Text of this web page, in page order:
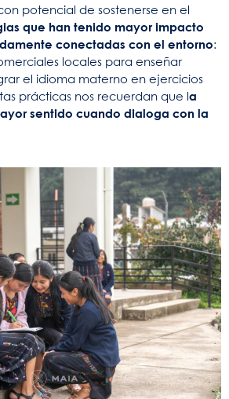
potencial de sostenerse en el
que han tenido mayor impacto
conectadas con el entorno:
locales para enseñar
el idioma materno en ejercicios
prácticas nos recuerdan que l a
sentido cuando dialoga con la